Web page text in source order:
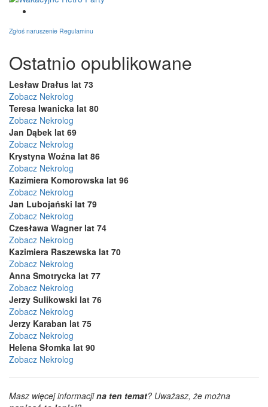
Zgłoś naruszenie Regulaminu
Ostatnio opublikowane
Lesław Drałus lat 73
Zobacz Nekrolog
Teresa Iwanicka lat 80
Zobacz Nekrolog
Jan Dąbek lat 69
Zobacz Nekrolog
Krystyna Woźna lat 86
Zobacz Nekrolog
Kazimiera Komorowska lat 96
Zobacz Nekrolog
Jan Lubojański lat 79
Zobacz Nekrolog
Czesława Wagner lat 74
Zobacz Nekrolog
Kazimiera Raszewska lat 70
Zobacz Nekrolog
Anna Smotrycka lat 77
Zobacz Nekrolog
Jerzy Sulikowski lat 76
Zobacz Nekrolog
Jerzy Karaban lat 75
Zobacz Nekrolog
Helena Słomka lat 90
Zobacz Nekrolog
Masz więcej informacjina ten temat? Uważasz, że można